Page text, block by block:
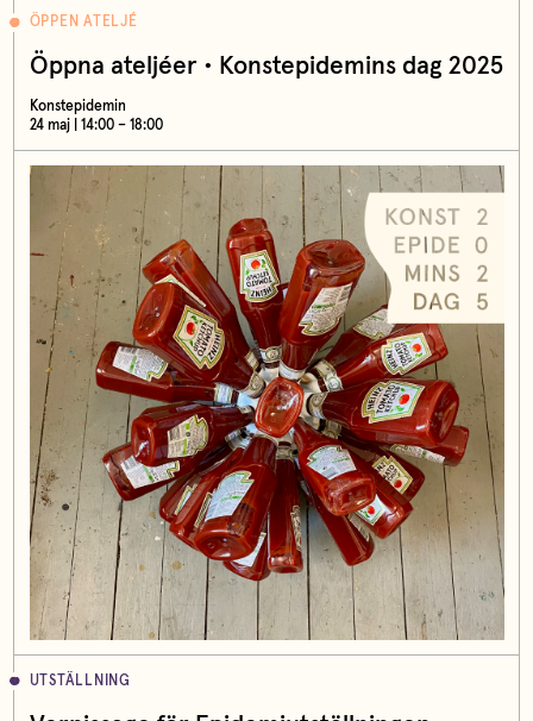
ÖPPEN ATELJÉ
Öppna ateljéer • Konstepidemins dag 2025
Konstepidemin
24 maj | 14:00 – 18:00
UTSTÄLLNING